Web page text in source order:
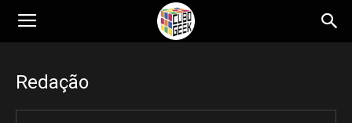
Cubo
GeekRedação